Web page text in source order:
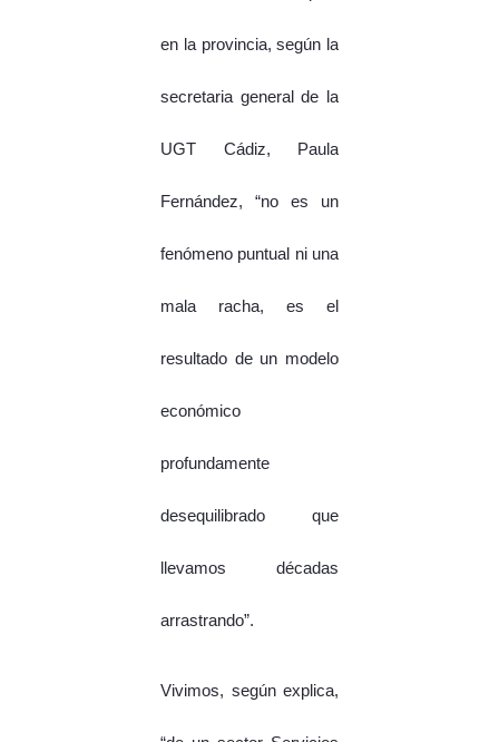
en la provincia, según la
secretaria general de la
UGT Cádiz, Paula
Fernández, “no es un
fenómeno puntual ni una
mala racha, es el
resultado de un modelo
económico
profundamente
desequilibrado que
llevamos décadas
arrastrando”.
Vivimos, según explica,